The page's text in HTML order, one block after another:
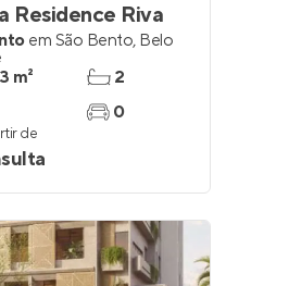
Residence Riva
em São Bento, Belo
m²
2
0
de